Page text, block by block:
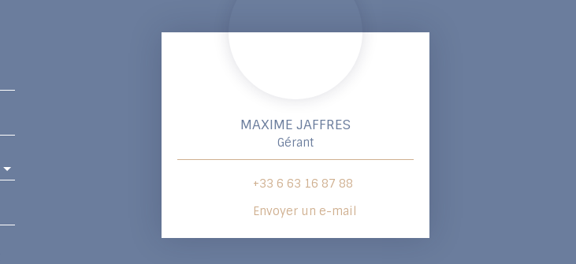
MAXIME JAFFRES
Gérant
+33 6 63 16 87 88
Envoyer un e-mail